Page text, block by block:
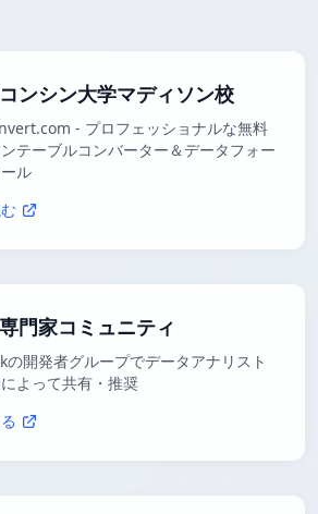
ンシン大学マディソン校
- プロフェッショナルな無料
テーブルコンバーター＆データフォー
ル
門家コミュニティ
の開発者グループでデータアナリスト
よって共有・推奨